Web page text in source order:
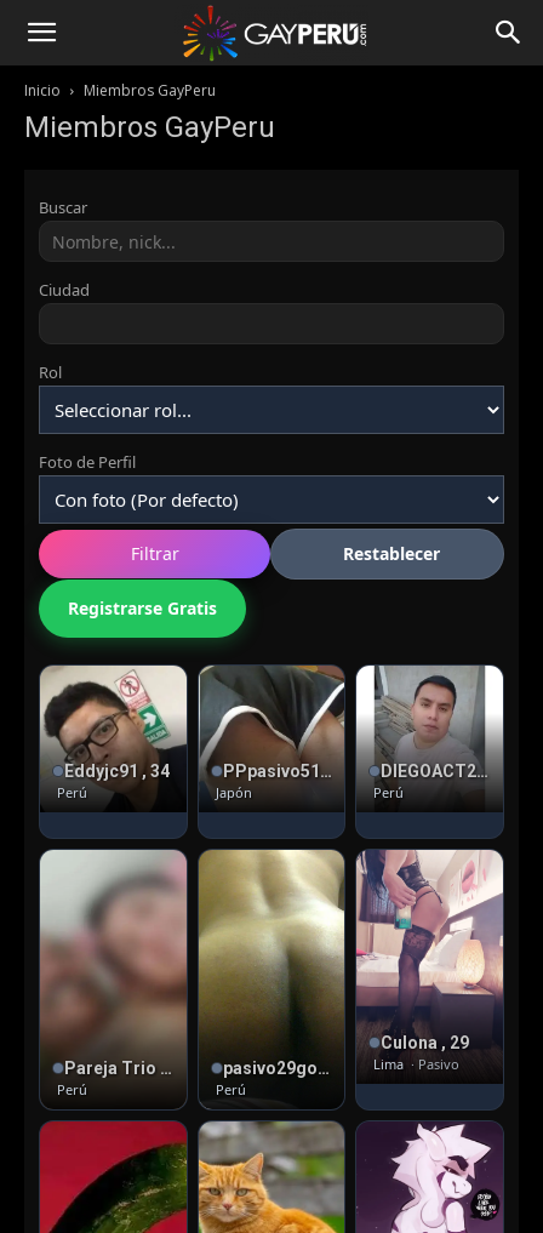
Inicio Miembros GayPeru
Miembros GayPeru
Buscar
Ciudad
Rol
Foto de Perfil
Filtrar Restablecer
Registrarse Gratis
Eddyjc91 , 34
Perú
PPpasivo51 , 56
Japón
DIEGOACT24 , 26
Perú
Pareja Trio , 46
Perú
pasivo29gorditSMP , 33
Perú
Culona , 29
Lima · Pasivo